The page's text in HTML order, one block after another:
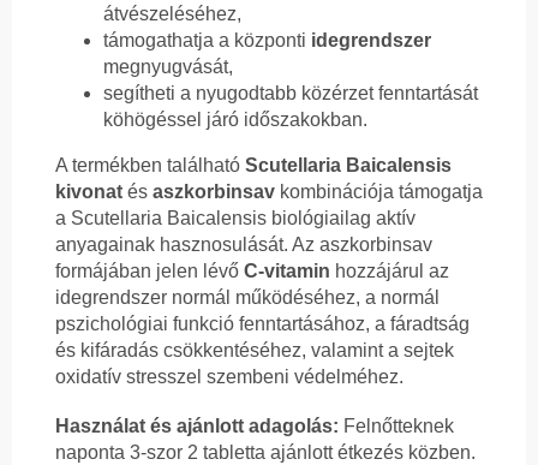
átvészeléséhez,
támogathatja a központi idegrendszer
megnyugvását,
segítheti a nyugodtabb közérzet fenntartását
köhögéssel járó időszakokban.
A termékben található Scutellaria Baicalensis
kivonat és aszkorbinsav kombinációja támogatja
a Scutellaria Baicalensis biológiailag aktív
anyagainak hasznosulását. Az aszkorbinsav
formájában jelen lévő C-vitamin hozzájárul az
idegrendszer normál működéséhez, a normál
pszichológiai funkció fenntartásához, a fáradtság
és kifáradás csökkentéséhez, valamint a sejtek
oxidatív stresszel szembeni védelméhez.
Használat és ajánlott adagolás: Felnőtteknek
naponta 3-szor 2 tabletta ajánlott étkezés közben.